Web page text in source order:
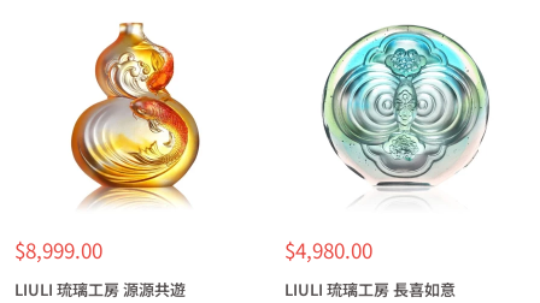
特
價
$8,999.00
LIULI 琉璃工房 源源共遊
特
價
$4,980.00
LIULI 琉璃工房 長喜如意